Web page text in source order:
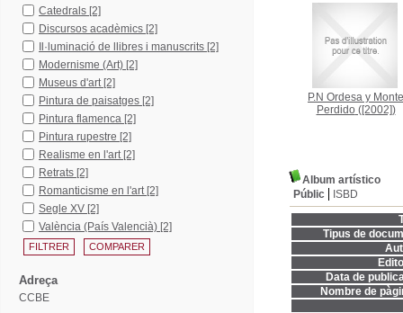
P.N Ordesa y Monte
Perdido([2002])
Album artístico
Públic
ISBD
Tipus de
Data de
Nombre de
Catedrals [2]
Discursos acadèmics [2]
Il·luminació de llibres i manuscrits [2]
Modernisme (Art) [2]
Museus d'art [2]
Pintura de paisatges [2]
Pintura flamenca [2]
Pintura rupestre [2]
Realisme en l'art [2]
Retrats [2]
Romanticisme en l'art [2]
Segle XV [2]
València (País Valencià) [2]
Adreça
CCBE